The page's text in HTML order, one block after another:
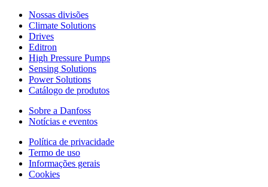
Nossas divisões
Climate Solutions
Drives
Editron
High Pressure Pumps
Sensing Solutions
Power Solutions
Catálogo de produtos
Sobre a Danfoss
Notícias e eventos
Política de privacidade
Termo de uso
Informações gerais
Cookies